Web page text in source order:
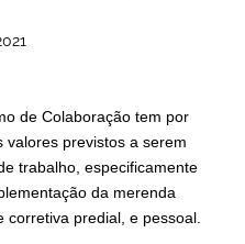
de Colaboração tem por
valores previstos a serem
trabalho, especificamente
da merenda
predial, e pessoal.